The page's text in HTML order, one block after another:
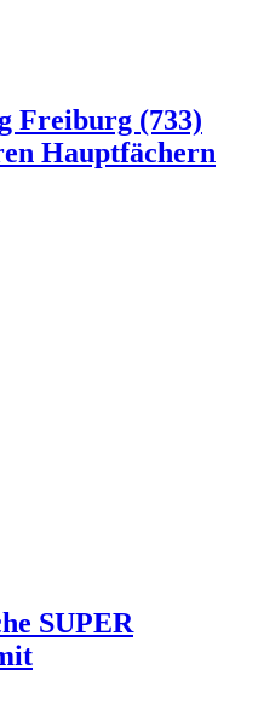
Freiburg (733)
Hauptfächern
SUPER